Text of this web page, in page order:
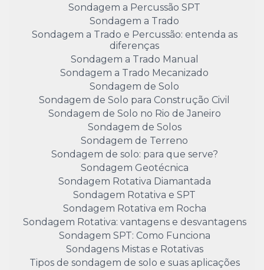
Sondagem a Percussão SPT
Sondagem a Trado
Sondagem a Trado e Percussão: entenda as
diferenças
Sondagem a Trado Manual
Sondagem a Trado Mecanizado
Sondagem de Solo
Sondagem de Solo para Construção Civil
Sondagem de Solo no Rio de Janeiro
Sondagem de Solos
Sondagem de Terreno
Sondagem de solo: para que serve?
Sondagem Geotécnica
Sondagem Rotativa Diamantada
Sondagem Rotativa e SPT
Sondagem Rotativa em Rocha
Sondagem Rotativa: vantagens e desvantagens
Sondagem SPT: Como Funciona
Sondagens Mistas e Rotativas
Tipos de sondagem de solo e suas aplicações